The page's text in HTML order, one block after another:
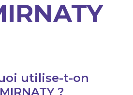
utilise-t-on
?